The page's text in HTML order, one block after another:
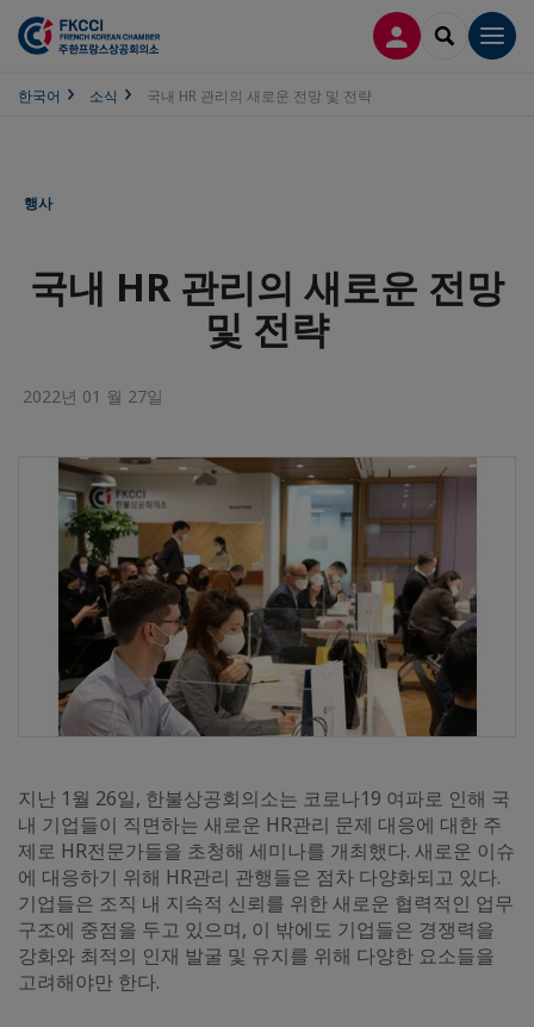
접속 SEARCH
한국어 소식 국내 HR 관리의 새로운 전망 및 전략
행사
국내 HR 관리의 새로운 전망
및 전략
2022년 01 월 27일
지난 1월 26일, 한불상공회의소는 코로나19 여파로 인해 국
내 기업들이 직면하는 새로운 HR관리 문제 대응에 대한 주
제로 HR전문가들을 초청해 세미나를 개최했다. 새로운 이슈
에 대응하기 위해 HR관리 관행들은 점차 다양화되고 있다.
기업들은 조직 내 지속적 신뢰를 위한 새로운 협력적인 업무
구조에 중점을 두고 있으며, 이 밖에도 기업들은 경쟁력을
강화와 최적의 인재 발굴 및 유지를 위해 다양한 요소들을
고려해야만 한다.